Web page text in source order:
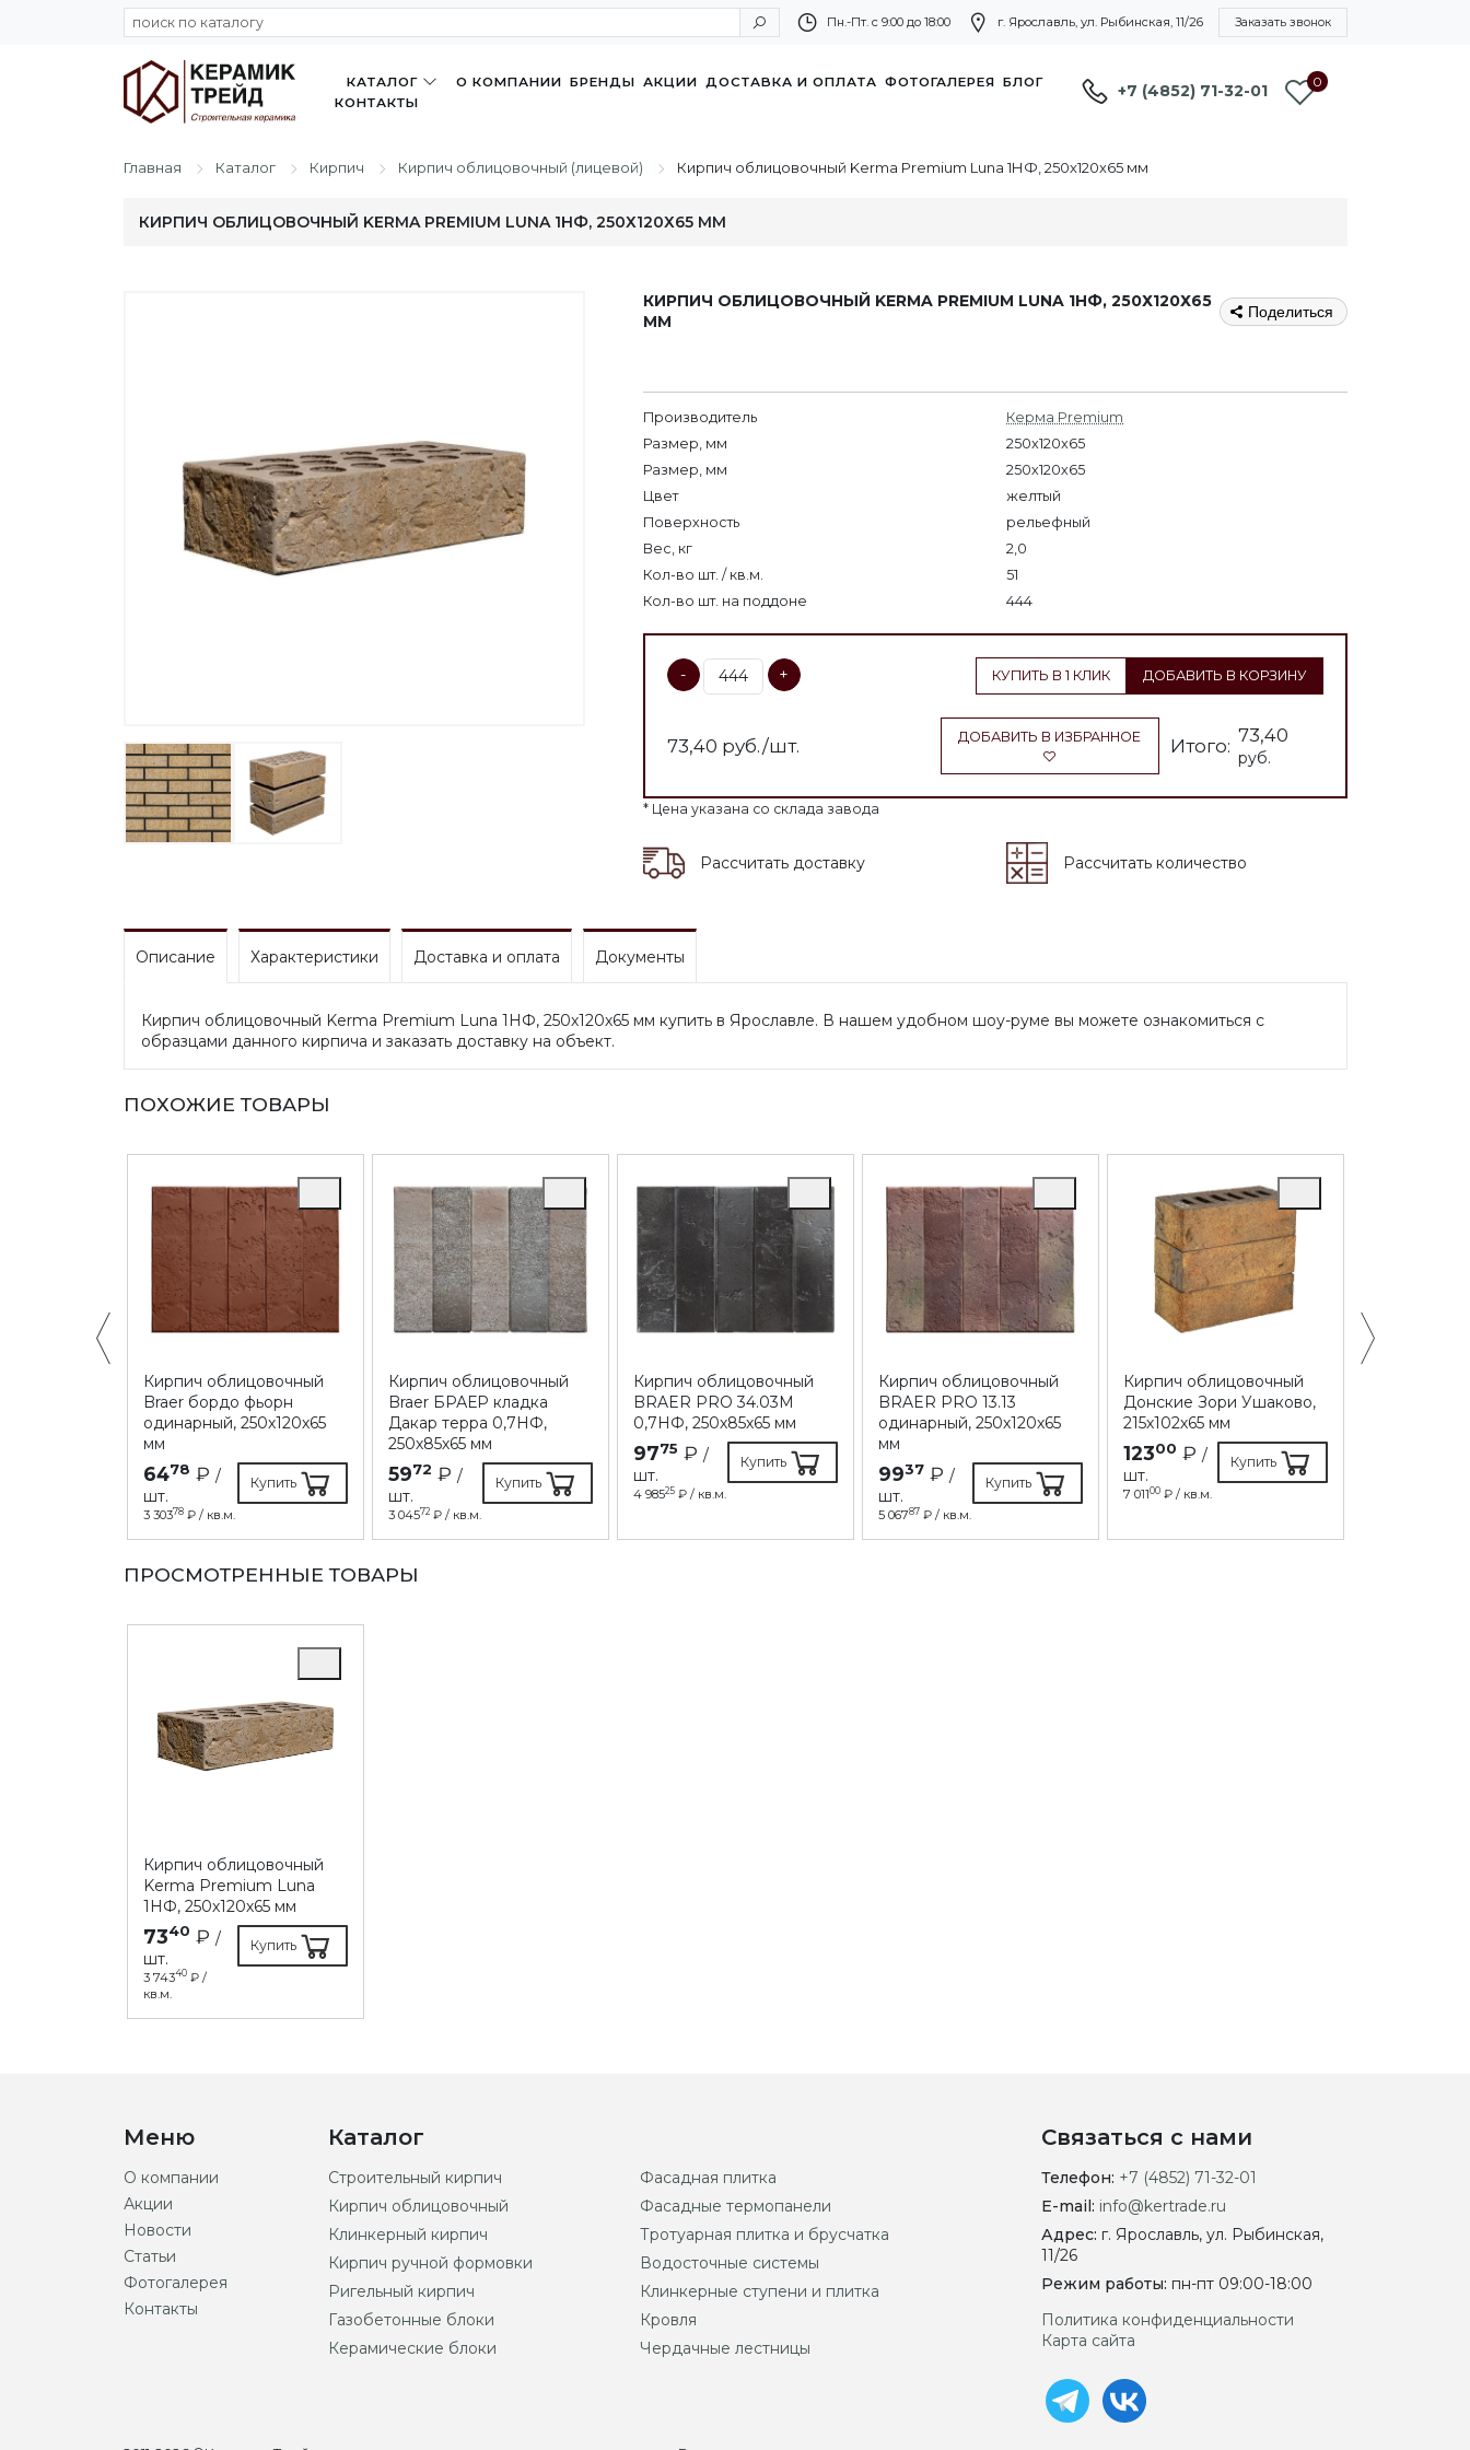
Пн.-Пт. с 9:00 до 18:00 г. Ярославль, ул. Рыбинская, 11/26 Заказать звонок
КАТАЛОГ О КОМПАНИИ БРЕНДЫ АКЦИИ ДОСТАВКА И ОПЛАТА ФОТОГАЛЕРЕЯ БЛОГ
КОНТАКТЫ
+7 (4852) 71-32-01 0
Главная Каталог Кирпич Кирпич облицовочный (лицевой) Кирпич облицовочный Kerma Premium Luna 1НФ, 250х120х65 мм
КИРПИЧ ОБЛИЦОВОЧНЫЙ KERMA PREMIUM LUNA 1НФ, 250Х120Х65 ММ
КИРПИЧ ОБЛИЦОВОЧНЫЙ KERMA PREMIUM LUNA 1НФ, 250Х120Х65
ММ
Поделиться
Производитель
Керма Premium
Размер, мм
250x120x65
Размер, мм
250х120х65
Цвет
желтый
Поверхность
рельефный
Вес, кг
2,0
Кол-во шт. / кв.м.
51
Кол-во шт. на поддоне
444
- + КУПИТЬ В 1 КЛИК ДОБАВИТЬ В КОРЗИНУ
73,40 руб./шт. ДОБАВИТЬ В ИЗБРАННОЕ Итого: 73,40
руб.
* Цена указана со склада завода
Рассчитать доставку Рассчитать количество
Описание Характеристики Доставка и оплата Документы
Кирпич облицовочный Kerma Premium Luna 1НФ, 250х120х65 мм купить в Ярославле. В нашем удобном шоу-руме вы можете ознакомиться с
образцами данного кирпича и заказать доставку на объект.
ПОХОЖИЕ ТОВАРЫ
Кирпич облицовочный
Braer бордо фьорн
одинарный, 250х120х65
мм
6478 ₽ /
шт.
3 30378 ₽ / кв.м.
Купить
Кирпич облицовочный
Braer БРАЕР кладка
Дакар терра 0,7НФ,
250х85х65 мм
5972 ₽ /
шт.
3 04572 ₽ / кв.м.
Купить
Кирпич облицовочный
BRAER PRO 34.03М
0,7НФ, 250х85х65 мм
9775 ₽ /
шт.
4 98525 ₽ / кв.м.
Купить
Кирпич облицовочный
BRAER PRO 13.13
одинарный, 250х120х65
мм
9937 ₽ /
шт.
5 06787 ₽ / кв.м.
Купить
Кирпич облицовочный
Донские Зори Ушаково,
215х102х65 мм
12300 ₽ /
шт.
7 01100 ₽ / кв.м.
Купить
ПРОСМОТРЕННЫЕ ТОВАРЫ
Кирпич облицовочный
Kerma Premium Luna
1НФ, 250х120х65 мм
7340 ₽ /
шт.
3 74340 ₽ /
кв.м.
Купить
Меню
О компании
Акции
Новости
Статьи
Фотогалерея
Контакты
Каталог
Строительный кирпич
Кирпич облицовочный
Клинкерный кирпич
Кирпич ручной формовки
Ригельный кирпич
Газобетонные блоки
Керамические блоки
Фасадная плитка
Фасадные термопанели
Тротуарная плитка и брусчатка
Водосточные системы
Клинкерные ступени и плитка
Кровля
Чердачные лестницы
Связаться с нами
Телефон: +7 (4852) 71-32-01
E-mail: info@kertrade.ru
Адрес: г. Ярославль, ул. Рыбинская,
11/26
Режим работы: пн-пт 09:00-18:00
Политика конфиденциальности
Карта сайта